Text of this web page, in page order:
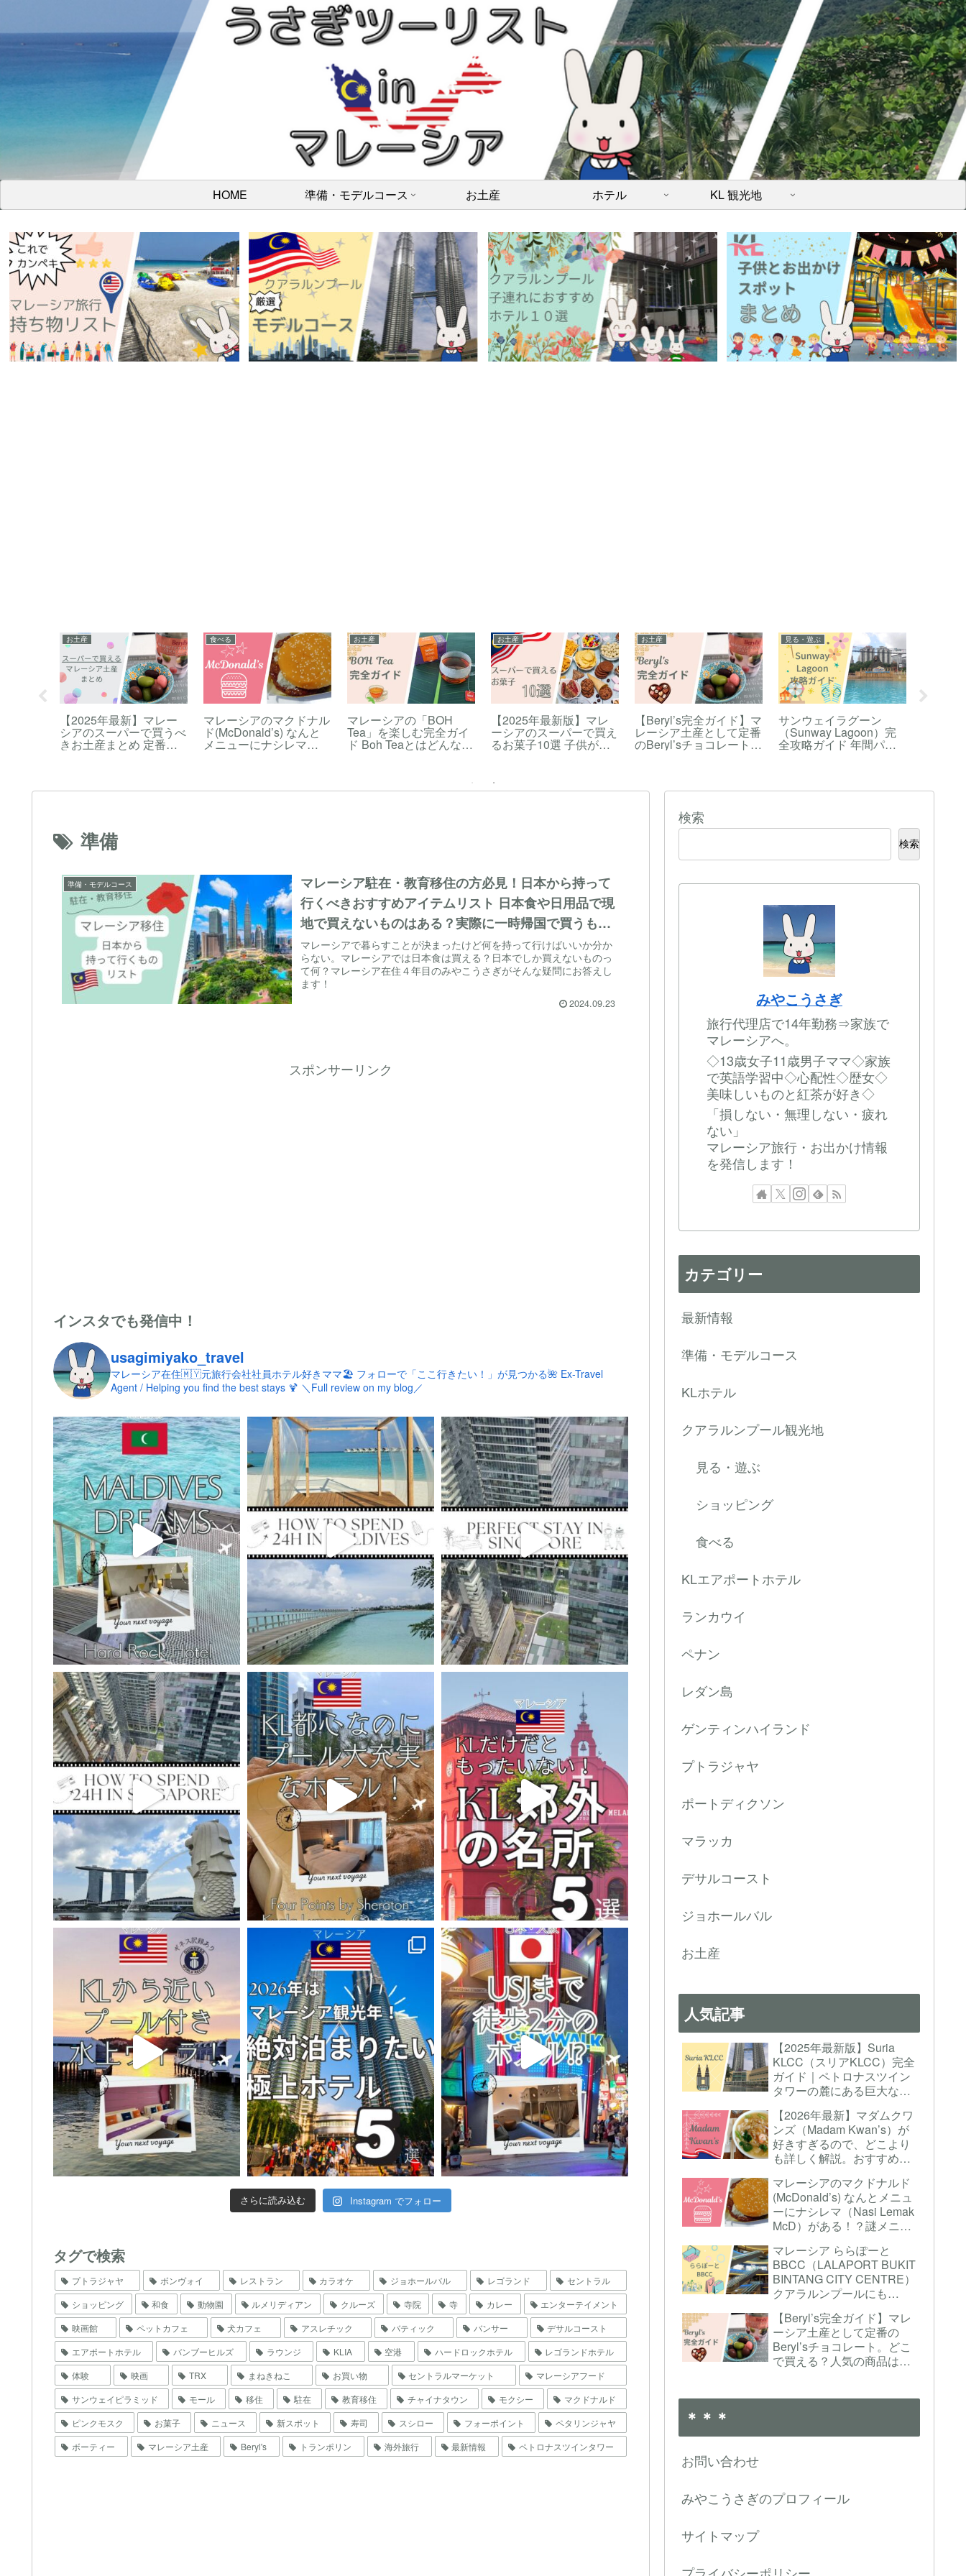
HOME 準備・モデルコース お土産 ホテル KL 観光地
で子連
お土産
【2025年最新】マレー
シアのスーパーで買うべ
きお土産まとめ 定番か
げについて解説！
食べる
マレーシアのマクドナル
ド(McDonald’s) なんと
メニューにナシレマ
は！？クアラルンプール
お土産
マレーシアの「BOH
Tea」を楽しむ完全ガイ
ド Boh Teaとはどんな紅
お土産
【2025年最新版】マレ
ーシアのスーパーで買え
るお菓子10選 子供が喜
お土産
【Beryl’s完全ガイド】マ
レーシア土産として定番
のBeryl’sチョコレート。
見る・遊ぶ
サンウェイラグーン
（Sunway Lagoon）完
全攻略ガイド 年間パス
の内容も解説 ン・行
準備
準備・モデルコース
マレーシア駐在・教育移住の方必見！日本から持って
行くべきおすすめアイテムリスト 日本食や日用品で現
地で買えないものはある？実際に一時帰国で買うもの
をご紹介！
マレーシアで暮らすことが決まったけど何を持って行けばいいか分か
らない。マレーシアでは日本食は買える？日本でしか買えないものっ
て何？マレーシア在住４年目のみやこうさぎがそんな疑問にお答えし
ます！
2024.09.23
スポンサーリンク
インスタでも発信中！
usagimiyako_travel
マレーシア在住🇲🇾元旅行会社社員ホテル好きママ🏖 フォローで「ここ行きたい！」が見つかる🌺 Ex-Travel
Agent / Helping you find the best stays 🍹 ＼​Full review on my blog／
さらに読み込む Instagram でフォロー
タグで検索
プトラジャヤ ボンヴォイ レストラン カラオケ ジョホールバル レゴランド
セントラル
ショッピング
和食 動物園 ルメリディアン クルーズ 寺院 寺 カレー
エンターテイメント
映画館
ペットカフェ 犬カフェ アスレチック バティック バンサー
デサルコースト
エアポートホテル
バンブーヒルズ ラウンジ KLIA 空港 ハードロックホテル
レゴランドホテル
体験
映画 TRX まねきねこ お買い物 セントラルマーケット
マレーシアフード
サンウェイピラミッド
モール 移住 駐在 教育移住 チャイナタウン モクシー
マクドナルド
ピンクモスク
お菓子 ニュース 新スポット 寿司 スシロー フォーポイント
ペタリンジャヤ
ボーティー
マレーシア土産 Beryl's トランポリン 海外旅行 最新情報 ペトロナスツインタワー
検索
検索
みやこうさぎ
旅行代理店で14年勤務⇒家族で
マレーシアへ。
◇13歳女子11歳男子ママ◇家族
で英語学習中◇心配性◇歴女◇
美味しいものと紅茶が好き◇
「損しない・無理しない・疲れ
ない」
マレーシア旅行・お出かけ情報
を発信します！
カテゴリー
最新情報
準備・モデルコース
KLホテル
クアラルンプール観光地
見る・遊ぶ
ショッピング
食べる
KLエアポートホテル
ランカウイ
ペナン
レダン島
ゲンティンハイランド
プトラジャヤ
ポートディクソン
マラッカ
デサルコースト
ジョホールバル
お土産
人気記事
【2025年最新版】Suria
KLCC（スリアKLCC）完全
ガイド｜ペトロナスツイン
タワーの麓にある巨大なシ
産・レストラン・行き方ま
とめ
【2026年最新】マダムクワ
ンズ（Madam Kwan’s）が
好きすぎるので、どこより
も詳しく解説。おすすめの
すいマレーシアグルメで子
連れにもおすすめ！
マレーシアのマクドナルド
(McDonald’s) なんとメニュ
ーにナシレマ（Nasi Lemak
McD）がある！？謎メニュ
は！？クアラルンプールの
マックの店舗の様子も紹介
マレーシア ららぽーと
BBCC（LALAPORT BUKIT
BINTANG CITY CENTRE）
クアラルンプールにも
がある！
【Beryl’s完全ガイド】マレ
ーシア土産として定番の
Beryl’sチョコレート。どこ
で買える？人気の商品はど
＊＊＊
お問い合わせ
みやこうさぎのプロフィール
サイトマップ
プライバシーポリシー